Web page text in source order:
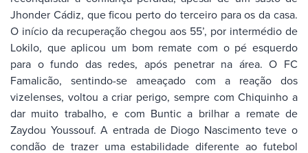
Jhonder Cádiz, que ficou perto do terceiro para os da casa.
O início da recuperação chegou aos 55’, por intermédio de
Lokilo, que aplicou um bom remate com o pé esquerdo
para o fundo das redes, após penetrar na área. O FC
Famalicão, sentindo-se ameaçado com a reação dos
vizelenses, voltou a criar perigo, sempre com Chiquinho a
dar muito trabalho, e com Buntic a brilhar a remate de
Zaydou Youssouf. A entrada de Diogo Nascimento teve o
condão de trazer uma estabilidade diferente ao futebol